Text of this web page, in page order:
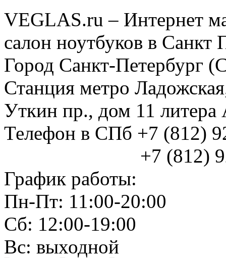
VEGLAS.ru – Интернет
салон ноутбуков в Санкт
Город Санкт-Петербург
Станция метро
Уткин пр., дом 11
Телефон в СПб +7 (812)
+7 (812)
График работы:
Пн-Пт: 11:00-20:00
Сб: 12:00-19:00
Вс: выходной